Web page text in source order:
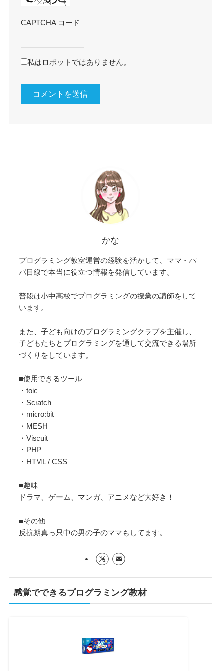
CAPTCHA コード
私はロボットではありません。
かな
プログラミング教室運営の経験を活かして、ママ・パ
パ目線で本当に役立つ情報を発信しています。
普段は小中高校でプログラミングの授業の講師をして
います。
また、子ども向けのプログラミングクラブを主催し、
子どもたちとプログラミングを通して交流できる場所
づくりをしています。
■使用できるツール
・toio
・Scratch
・micro:bit
・MESH
・Viscuit
・PHP
・HTML / CSS
■趣味
ドラマ、ゲーム、マンガ、アニメなど大好き！
■その他
反抗期真っ只中の男の子のママもしてます。
感覚でできるプログラミング教材